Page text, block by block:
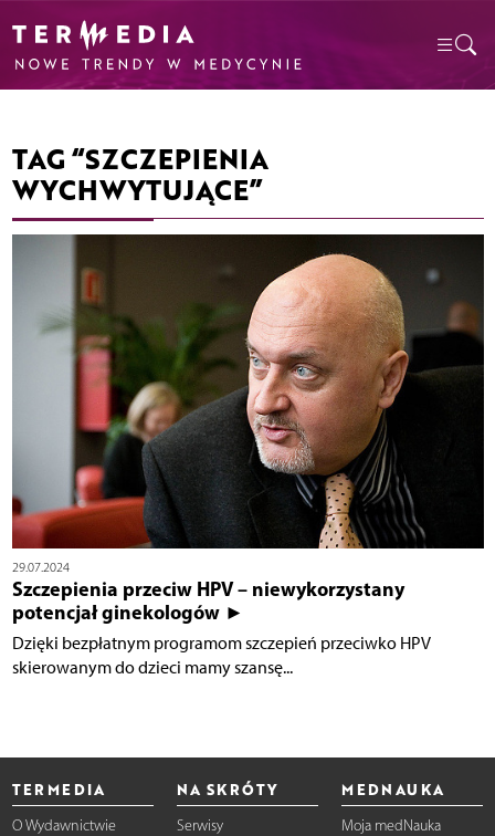
TAG “SZCZEPIENIA
WYCHWYTUJĄCE”
29.07.2024
Szczepienia przeciw HPV – niewykorzystany
potencjał ginekologów ►
Dzięki bezpłatnym programom szczepień przeciwko HPV
skierowanym do dzieci mamy szansę...
TERMEDIA
O Wydawnictwie
NA SKRÓTY
Serwisy
MEDNAUKA
Moja medNauka